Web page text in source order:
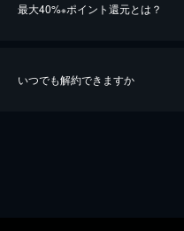
最大40%※ポイント還元とは？
いつでも解約できますか